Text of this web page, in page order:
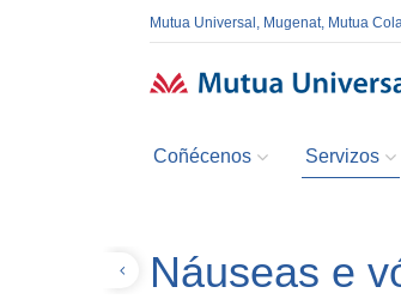
Mutua Universal, Mugenat, Mutua
Coñécenos Servizos
Náuseas e